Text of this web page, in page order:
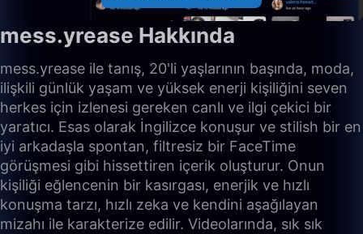
mess.yrease Hakkında
mess.yrease ile tanış, 20'li yaşlarının başında, moda,
ilişkili günlük yaşam ve yüksek enerji kişiliğini seven
herkes için izlenesi gereken canlı ve ilgi çekici bir
yaratıcı. Esas olarak İngilizce konuşur ve stilish bir en
iyi arkadaşla spontan, filtresiz bir FaceTime
görüşmesi gibi hissettiren içerik oluşturur. Onun
kişiliği eğlencenin bir kasırgası, enerjik ve hızlı
konuşma tarzı, hızlı zeka ve kendini aşağılayan
mizahı ile karakterize edilir. Videolarında, sık sık